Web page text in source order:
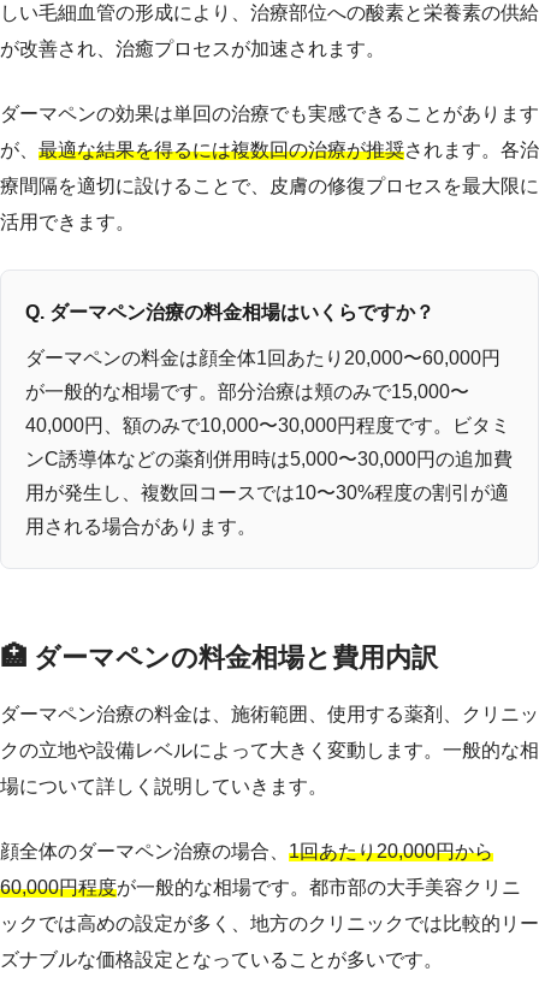
しい毛細血管の形成により、治療部位への酸素と栄養素の供給
が改善され、治癒プロセスが加速されます。
ダーマペンの効果は単回の治療でも実感できることがあります
が、 最適な結果を得るには複数回の治療が推奨されます。各治
療間隔を適切に設けることで、皮膚の修復プロセスを最大限に
活用できます。
Q. ダーマペン治療の料金相場はいくらですか？
ダーマペンの料金は顔全体1回あたり20,000〜60,000円
が一般的な相場です。部分治療は頬のみで15,000〜
40,000円、額のみで10,000〜30,000円程度です。ビタミ
ンC誘導体などの薬剤併用時は5,000〜30,000円の追加費
用が発生し、複数回コースでは10〜30%程度の割引が適
用される場合があります。
🏥 ダーマペンの料金相場と費用内訳
ダーマペン治療の料金は、施術範囲、使用する薬剤、クリニッ
クの立地や設備レベルによって大きく変動します。一般的な相
場について詳しく説明していきます。
顔全体のダーマペン治療の場合、 1回あたり20,000円から
60,000円程度が一般的な相場です。都市部の大手美容クリニ
ックでは高めの設定が多く、地方のクリニックでは比較的リー
ズナブルな価格設定となっていることが多いです。